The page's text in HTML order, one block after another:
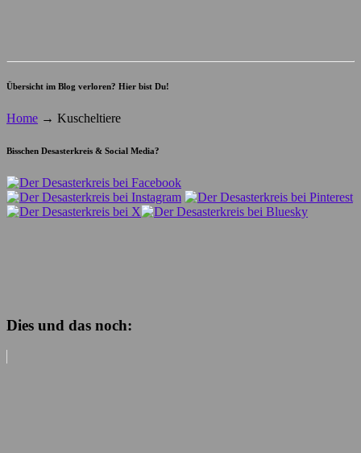
Übersicht im Blog verloren? Hier bist Du!
Home → Kuscheltiere
Bisschen Desasterkreis & Social Media?
Dies und das noch: